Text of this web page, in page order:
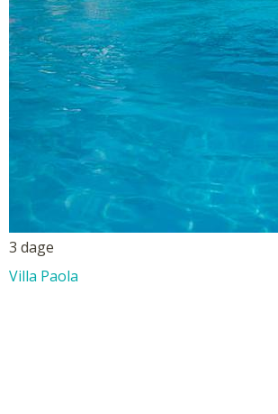
3 dage
Villa Paola